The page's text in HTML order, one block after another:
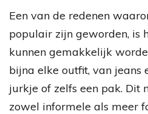
Een van de redenen
populair zijn geworden, is
kunnen gemakkelijk
bijna elke outfit, van jeans
jurkje of zelfs een pak. Dit
zowel informele als meer